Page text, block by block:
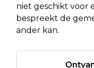
niet geschikt voor
bespreekt de
ander kan.